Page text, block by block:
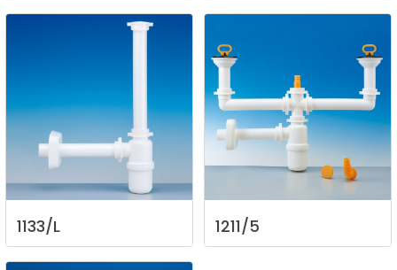
1133/L 1211/5